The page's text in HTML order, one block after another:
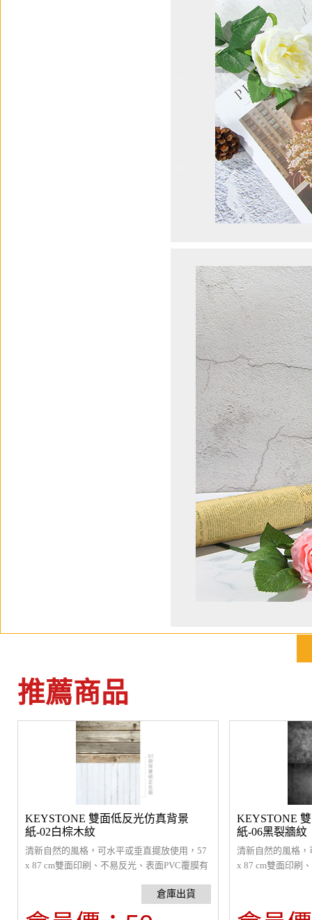
推薦商品
KEYSTONE 雙面低反光仿真背景
紙-02白棕木紋
清新自然的風格，可水平或垂直擺放使用，57
x 87 cm雙面印刷、不易反光、表面PVC覆膜有
KEYSTONE
紙-06黑裂牆紋
清新自然的風格
x 87 cm雙面印刷